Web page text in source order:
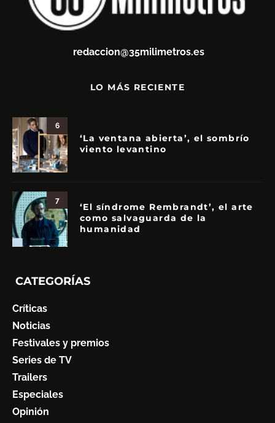
redaccion@35milimetros.es
LO MÁS RECIENTE
6
‘La ventana abierta’, el sombrío
viento levantino
7
‘El síndrome Rembrandt’, el arte
como salvaguarda de la
humanidad
CATEGORÍAS
Críticas
Noticias
Festivales y premios
Series de TV
Trailers
Especiales
Opinión